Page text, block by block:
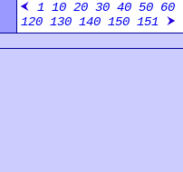
1 10 20 30 40 50 60
120 130 140 150 151